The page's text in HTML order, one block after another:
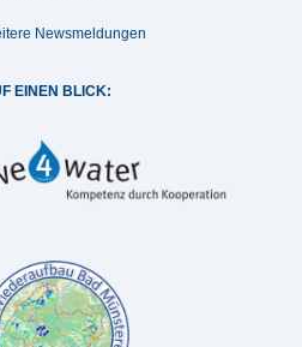
Newsmeldungen
EINEN BLICK: